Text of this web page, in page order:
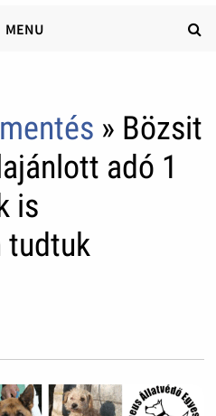
MENU
» Bözsit
adó 1
is
tudtuk